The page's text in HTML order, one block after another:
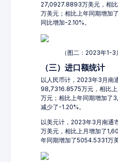
27,0927.8893万美元，相
万美元；相比上年同期增加
同比增加-2.10%。
（图二：2023年1-3
（三）进口额统计
以人民币计，2023年3月南
98,7316.8575万元，相比
万元；相比上年同期增加
减少了-1.20%。
以美元计，2023年3月南通
万美元，相比上月增加了
年同期增加了5054.5331万